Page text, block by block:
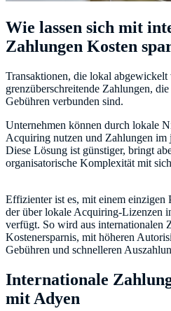
Wie lassen sich mit
Zahlungen Kosten
Transaktionen, die lokal abgewickelt
grenzüberschreitende Zahlungen,
Gebühren verbunden sind.
Unternehmen können durch lokale
Acquiring nutzen und Zahlungen
Diese Lösung ist günstiger, bringt
organisatorische Komplexität mit
Effizienter ist es, mit einem einzigen
der über lokale Acquiring-Lizenzen
verfügt. So wird aus internationalen
Kostenersparnis, mit höheren
Gebühren und schnelleren
Internationale
mit Adyen